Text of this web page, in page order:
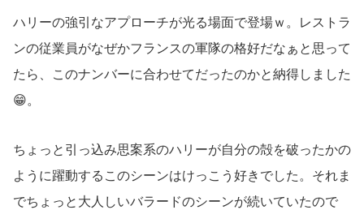
ハリーの強引なアプローチが光る場面で登場ｗ。レストラ
ンの従業員がなぜかフランスの軍隊の格好だなぁと思って
たら、このナンバーに合わせてだったのかと納得しました
😁。
ちょっと引っ込み思案系のハリーが自分の殻を破ったかの
ように躍動するこのシーンはけっこう好きでした。それま
でちょっと大人しいバラードのシーンが続いていたので